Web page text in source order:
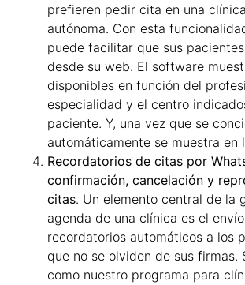
prefieren pedir cita en una
autónoma. Con esta
puede facilitar que sus
desde su web. El software
disponibles en función del
especialidad y el centro
paciente. Y, una vez que se
automáticamente se muestra en
Recordatorios de citas por
confirmación, cancelación y
citas. Un elemento central de la
agenda de una clínica es el
recordatorios automáticos a los
que no se olviden de sus firmas.
como nuestro programa para